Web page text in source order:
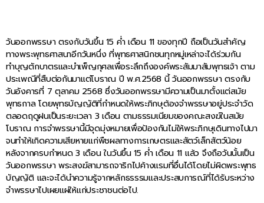
วันออกพรรษา ตรงกับวันขึ้น 15 ค่ำ เดือน 11 ของทุกปี ถือเป็นวันสำคัญ
ทางพระพุทธศาสนาอีกวันหนึ่ง ที่พุทธศาสนิกชนทุกหมู่เหล่าจะได้ร่วมกัน
ทำบุญตักบาตรและบำเพ็ญกุศลเพื่อระลึกถึงองค์พระสัมมาสัมพุทธเจ้า ตาม
ประเพณีที่สืบต่อกันมาแต่โบราณ ปี พ.ศ.2568 นี้ วันออกพรรษา ตรงกับ
วันอังคารที่ 7 ตุลาคม 2568 ซึ่งวันออกพรรษามีความเป็นมาตั้งแต่สมัย
พุทธกาล โดยพุทธบัญญัติที่กำหนดให้พระภิกษุต้องจำพรรษาอยู่ประจำวัด
ตลอดฤดูฝนเป็นระยะเวลา 3 เดือน ตามธรรมเนียมของคณะสงฆ์ในสมัย
โบราณ การจำพรรษานี้มีจุดมุ่งหมายเพื่อป้องกันไม่ให้พระภิกษุเดินทางไปมา
จนทำให้เกิดความเสียหายแก่พืชผลทางการเกษตรและสัตว์เล็กสัตว์น้อย
หลังจากครบกำหนด 3 เดือน ในวันขึ้น 15 ค่ำ เดือน 11 แล้ว จึงถือวันนั้นเป็น
วันออกพรรษา พระสงฆ์สามารถจาริกไปค้างแรมที่อื่นได้โดยไม่ผิดพระพุทธ
บัญญัติ และจะได้นำความรู้จากหลักธรรรมและประสบการณ์ที่ได้รับระหว่าง
จำพรรษาไปเผยแผ่ให้แก่ประชาชนต่อไป.